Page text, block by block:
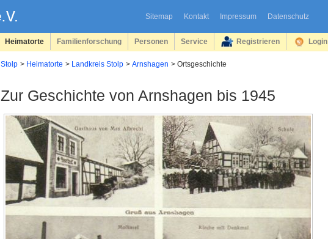
Sitemap Kontakt Impressum Datenschutz
Heimatorte Familienforschung Personen Service Registrieren Login
Stolp Heimatorte Landkreis Stolp Arnshagen Ortsgeschichte
Zur Geschichte von Arnshagen bis 1945